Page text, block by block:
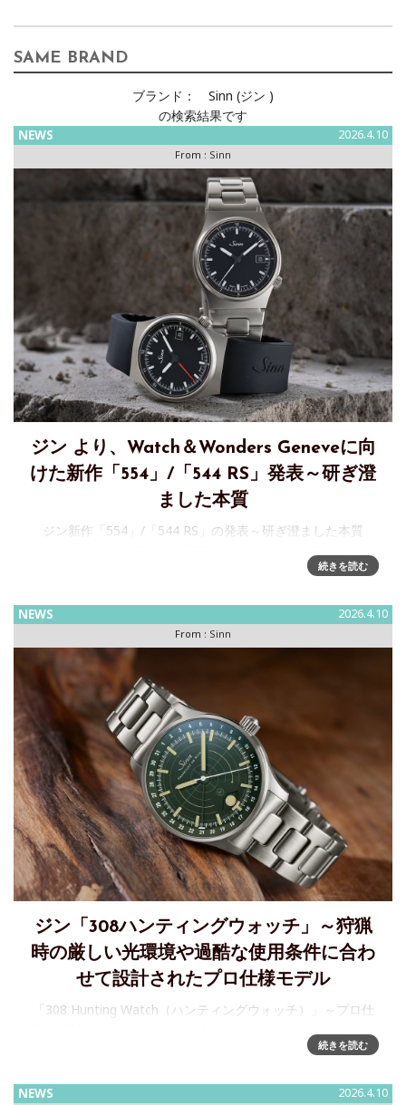
SAME BRAND
ブランド：
Sinn (ジン )
の検索結果です
NEWS 2026.4.10
From : Sinn
ジン より、Watch＆Wonders Geneveに向
けた新作「554」/「544 RS」発表～研ぎ澄
ました本質
ジン新作「554」/「544 RS」の発表～研ぎ澄ました本質
求した機械式腕時計です。明確なデザイン、精密な製造技
続きを読む
NEWS 2026.4.10
From : Sinn
ジン「308ハンティングウォッチ」～狩猟
時の厳しい光環境や過酷な使用条件に合わ
せて設計されたプロ仕様モデル
「308 Hunting Watch（ハンティングウォッチ）」～プロ仕
は、機械式時計の精度と、狩猟時に直面する厳しい光環境や
続きを読む
NEWS 2026.4.10